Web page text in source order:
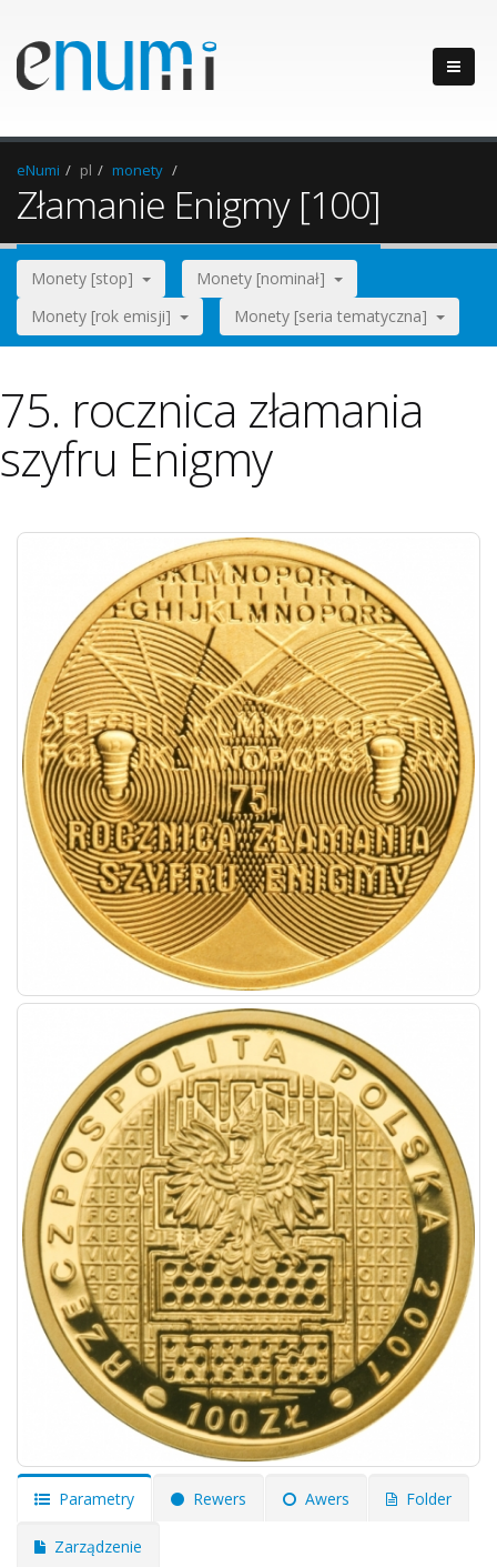
eNumi pl monety
Złamanie Enigmy [100]
Monety [stop]
Monety [nominał]
Monety [rok emisji]
Monety [seria tematyczna]
75. rocznica złamania
szyfru Enigmy
Parametry Rewers Awers Folder
Zarządzenie